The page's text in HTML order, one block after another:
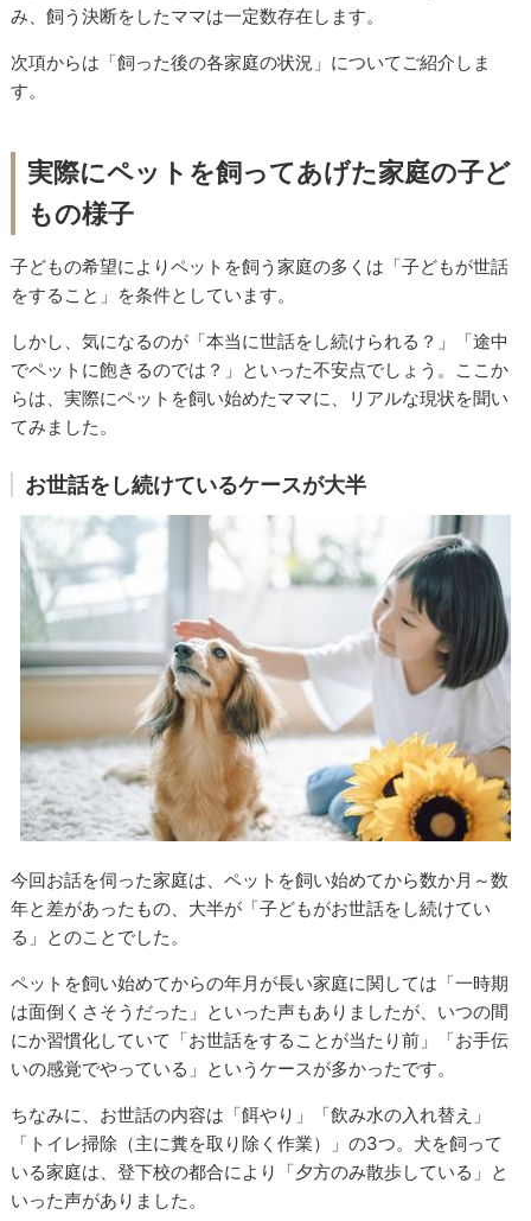
み、飼う決断をしたママは一定数存在します。
次項からは「飼った後の各家庭の状況」についてご紹介しま
す。
実際にペットを飼ってあげた家庭の子ど
もの様子
子どもの希望によりペットを飼う家庭の多くは「子どもが世話
をすること」を条件としています。
しかし、気になるのが「本当に世話をし続けられる？」「途中
でペットに飽きるのでは？」といった不安点でしょう。ここか
らは、実際にペットを飼い始めたママに、リアルな現状を聞い
てみました。
お世話をし続けているケースが大半
今回お話を伺った家庭は、ペットを飼い始めてから数か月～数
年と差があったもの、大半が「子どもがお世話をし続けてい
る」とのことでした。
ペットを飼い始めてからの年月が長い家庭に関しては「一時期
は面倒くさそうだった」といった声もありましたが、いつの間
にか習慣化していて「お世話をすることが当たり前」「お手伝
いの感覚でやっている」というケースが多かったです。
ちなみに、お世話の内容は「餌やり」「飲み水の入れ替え」
「トイレ掃除（主に糞を取り除く作業）」の3つ。犬を飼って
いる家庭は、登下校の都合により「夕方のみ散歩している」と
いった声がありました。